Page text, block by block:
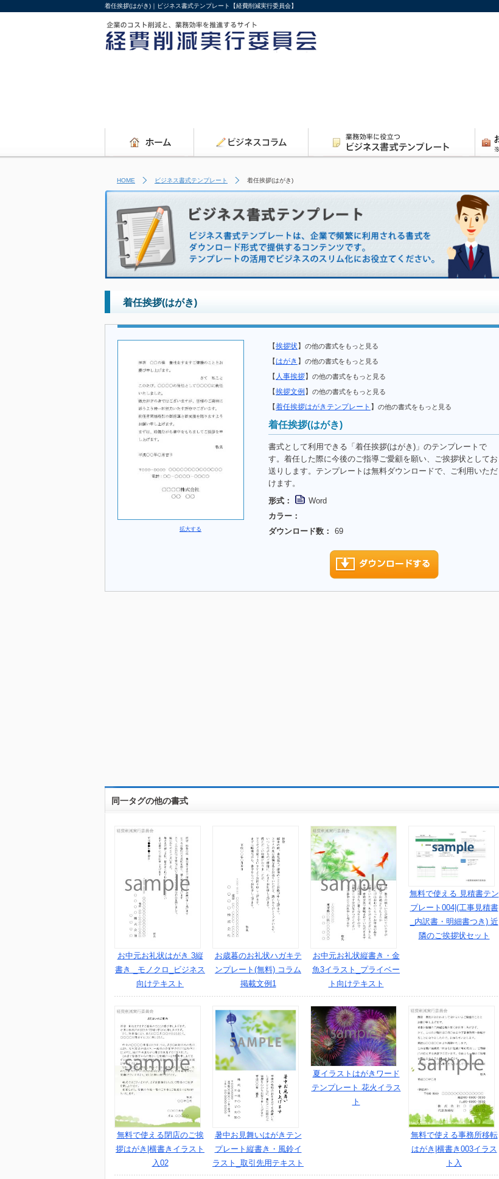
着任挨拶(はがき)｜ビジネス書式テンプレート【経費削減実行委員会】
HOME ビジネス書式テンプレート 着任挨拶(はがき)
着任挨拶(はがき)
拡大する
【挨拶状】 の他の書式をもっと見る
【はがき 】 の他の書式をもっと見る
【 人事挨拶】 の他の書式をもっと見る
【挨拶文例】 の他の書式をもっと見る
【着任挨拶はがきテンプレート 】 の他の書式をもっと見る
着任挨拶(はがき)
書式として利用できる「着任挨拶(はがき)」のテンプレートで
す。着任した際に今後のご指導ご愛顧を願い、ご挨拶状としてお
送りします。テンプレートは無料ダウンロードで、ご利用いただ
けます。
形式：
Word
カラー：
ダウンロード数：
69
同一タグの他の書式
お中元お礼状はがき 3縦
書き _モノクロ_ビジネス
向けテキスト
お歳暮のお礼状ハガキテ
ンプレート(無料) コラム
掲載文例1
お中元お礼状縦書き・金
魚3イラスト_プライベー
ト向けテキスト
無料で使える 見積書テン
プレート004|(工事見積書
_内訳書・明細書つき) 近
隣のご挨拶状セット
無料で使える閉店のご挨
拶はがき|横書きイラスト
入02
暑中お見舞いはがきテン
プレート縦書き・風鈴イ
ラスト_取引先用テキスト
夏イラストはがきワード
テンプレート 花火イラス
ト
無料で使える事務所移転
はがき|横書き003イラス
ト入